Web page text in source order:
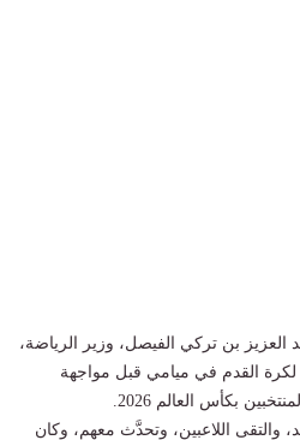
العزيز بن تركي الفيصل، وزير الرياضة،
القدم في ميامي قبل مواجهة
بكأس العالم 2026.
والتقى اللاعبين، وتحدَّث معهم، وكان